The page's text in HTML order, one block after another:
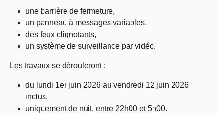
une barrière de fermeture,
un panneau à messages variables,
des feux clignotants,
un système de surveillance par vidéo.
Les travaux se dérouleront :
du lundi 1er juin 2026 au vendredi 12 juin 2026
inclus,
uniquement de nuit, entre 22h00 et 5h00.